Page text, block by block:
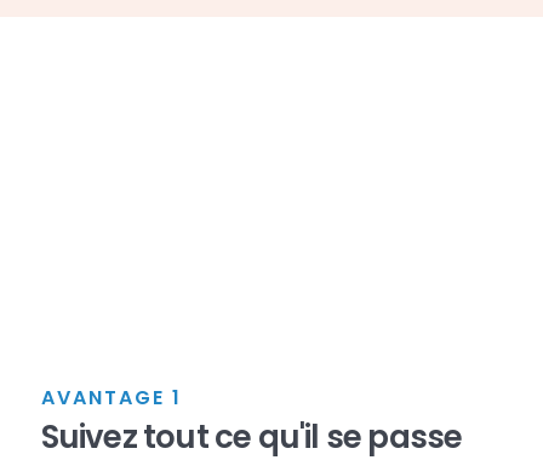
AVANTAGE 1
Suivez tout ce qu'il se passe